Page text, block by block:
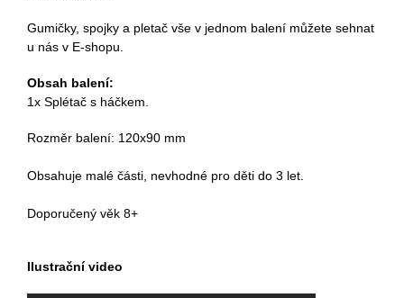
Gumičky, spojky a pletač vše v jednom balení můžete sehnat
u nás v E-shopu.
Obsah balení:
1x Splétač s háčkem.
Rozměr balení: 120x90 mm
Obsahuje malé části, nevhodné pro děti do 3 let.
Doporučený věk 8+
Ilustrační video